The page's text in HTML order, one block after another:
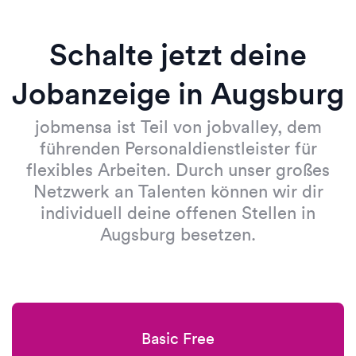
Schalte jetzt deine
Jobanzeige in Augsburg
jobmensa ist Teil von jobvalley, dem
führenden Personaldienstleister für
flexibles Arbeiten. Durch unser großes
Netzwerk an Talenten können wir dir
individuell deine offenen Stellen in
Augsburg besetzen.
Basic Free